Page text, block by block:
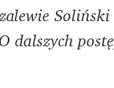
Soliński
dalszych